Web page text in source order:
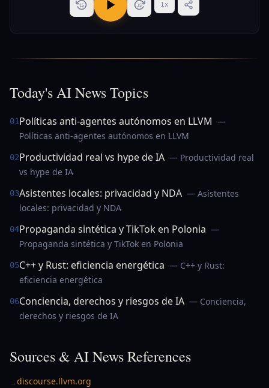
15 15 1x
Today's AI News Topics
01Políticas anti-agentes autónomos en LLVM —
Políticas anti-agentes autónomos en LLVM
02Productividad real vs hype de IA — Productividad real
vs hype de IA
03Asistentes locales: privacidad y NDA — Asistentes
locales: privacidad y NDA
04Propaganda sintética y TikTok en Polonia —
Propaganda sintética y TikTok en Polonia
05C++ y Rust: eficiencia energética — C++ y Rust:
eficiencia energética
06Conciencia, derechos y riesgos de IA — Conciencia,
derechos y riesgos de IA
Sources & AI News References
→discourse.llvm.org